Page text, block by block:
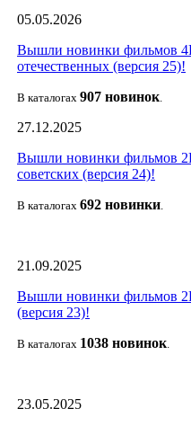
05.05.2026
Вышли новинки фильмов
отечественных (версия 25)!
В каталогах 907 новинок.
27.12.2025
Вышли новинки фильмов
советских (версия 24)!
В каталогах 692 новинки.
21.09.2025
Вышли новинки фильмов
(версия 23)!
В каталогах 1038 новинок.
23.05.2025